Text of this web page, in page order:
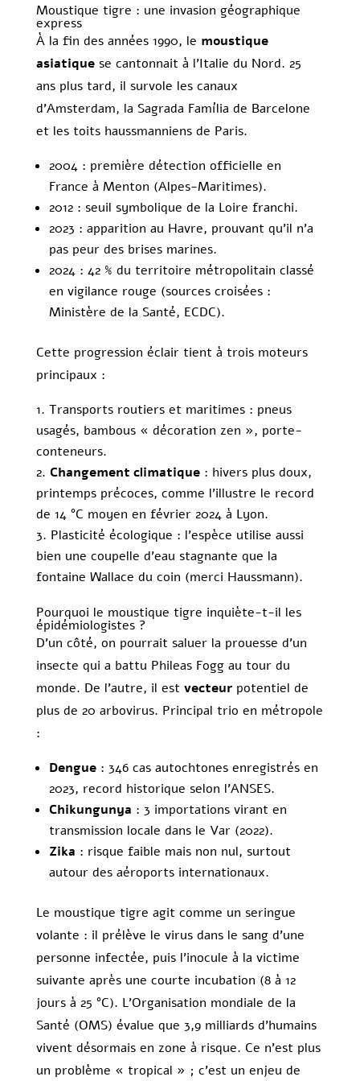
Moustique tigre : une invasion géographique
express
À la fin des années 1990, le moustique
asiatiquese cantonnait à l’Italie du Nord. 25
ans plus tard, il survole les canaux
d’Amsterdam, la Sagrada Família de Barcelone
et les toits haussmanniens de Paris.
2004 : première détection officielle en
France à Menton (Alpes-Maritimes).
2012 : seuil symbolique de la Loire franchi.
2023 : apparition au Havre, prouvant qu’il n’a
pas peur des brises marines.
2024 : 42 % du territoire métropolitain classé
en vigilance rouge (sources croisées :
Ministère de la Santé, ECDC).
Cette progression éclair tient à trois moteurs
principaux :
Transports routiers et maritimes : pneus
usagés, bambous « décoration zen », porte-
conteneurs.
Changement climatique: hivers plus doux,
printemps précoces, comme l’illustre le record
de 14 °C moyen en février 2024 à Lyon.
Plasticité écologique : l’espèce utilise aussi
bien une coupelle d’eau stagnante que la
fontaine Wallace du coin (merci Haussmann).
Pourquoi le moustique tigre inquiète-t-il les
épidémiologistes ?
D’un côté, on pourrait saluer la prouesse d’un
insecte qui a battu Phileas Fogg au tour du
monde. De l’autre, il est vecteurpotentiel de
plus de 20 arbovirus. Principal trio en métropole
:
Dengue: 346 cas autochtones enregistrés en
2023, record historique selon l’ANSES.
Chikungunya : 3 importations virant en
transmission locale dans le Var (2022).
Zika : risque faible mais non nul, surtout
autour des aéroports internationaux.
Le moustique tigre agit comme un seringue
volante : il prélève le virus dans le sang d’une
personne infectée, puis l’inocule à la victime
suivante après une courte incubation (8 à 12
jours à 25 °C). L’Organisation mondiale de la
Santé (OMS) évalue que 3,9 milliards d’humains
vivent désormais en zone à risque. Ce n’est plus
un problème « tropical » ; c’est un enjeu de